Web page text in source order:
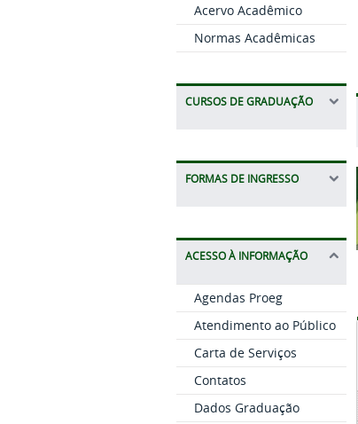
Acervo Acadêmico
Normas Acadêmicas
CURSOS DE GRADUAÇÃO
FORMAS DE INGRESSO
ACESSO À INFORMAÇÃO
Agendas Proeg
Atendimento ao Público
Carta de Serviços
Contatos
Dados Graduação